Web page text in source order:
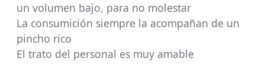
un volumen bajo, para no molestar
La consumición siempre la acompañan de un
pincho rico
El trato del personal es muy amable